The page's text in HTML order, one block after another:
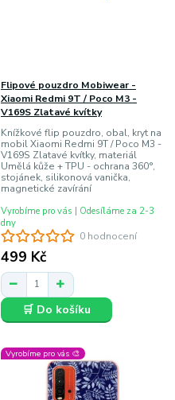
0 hodnocení
Flipové pouzdro Mobiwear -
Xiaomi Redmi 9T / Poco M3 -
V169S Zlatavé kvítky
Knížkové flip pouzdro, obal, kryt na
mobil Xiaomi Redmi 9T / Poco M3 -
V169S Zlatavé kvítky, materiál
Umělá kůže + TPU - ochrana 360°,
stojánek, silikonová vanička,
magnetické zavírání
499 Kč
Vyrobíme pro vás | Odesíláme za 2-3
dny
🛒 Do košíku
Vyrobíme pro vás 🎨